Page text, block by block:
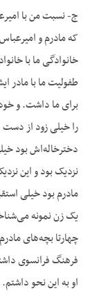
ج- نسبت من با
که مادرم و
خانوادگی ما با
طفولیت ما با مادر
برای ما داشت. و
را خیلی زود از دست
دخترخاله‌اش بود
نزدیک بود و این
مادرم بود خیلی
یک زن نمونه
چهارتا بچه‌های
فرهنگ فرانسوی
او به این نحو داشتم.